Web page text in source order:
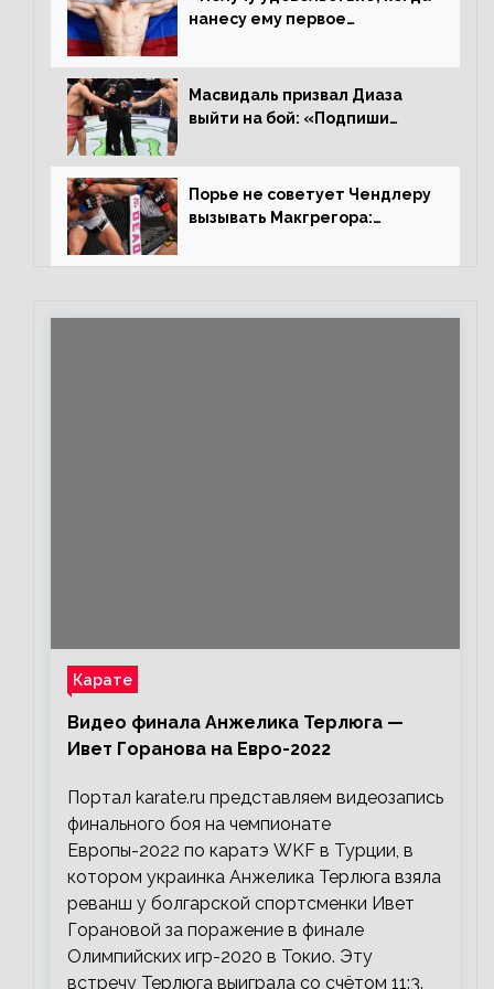
нанесу ему первое
Иге – про бой с Евлоевым
Масвидаль призвал Диаза
выйти на бой: «Подпиши
повторим»
Порье не советует Чендлеру
вызывать Макгрегора:
каждом бою, а Конор умеет
Карате
Видео финала Анжелика Терлюга —
Ивет Горанова на Евро-2022
Портал karate.ru представляем видеозапись
финального боя на чемпионате
Европы-2022 по каратэ WKF в Турции, в
котором украинка Анжелика Терлюга взяла
реванш у болгарской спортсменки Ивет
Горановой за поражение в финале
Олимпийских игр-2020 в Токио. Эту
встречу Терлюга выиграла со счётом 11:3.